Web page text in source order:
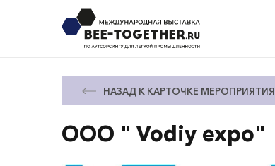
НАЗАД К КАРТОЧКЕ МЕРОПРИЯТИЯ
OOO " Vodiy expo"